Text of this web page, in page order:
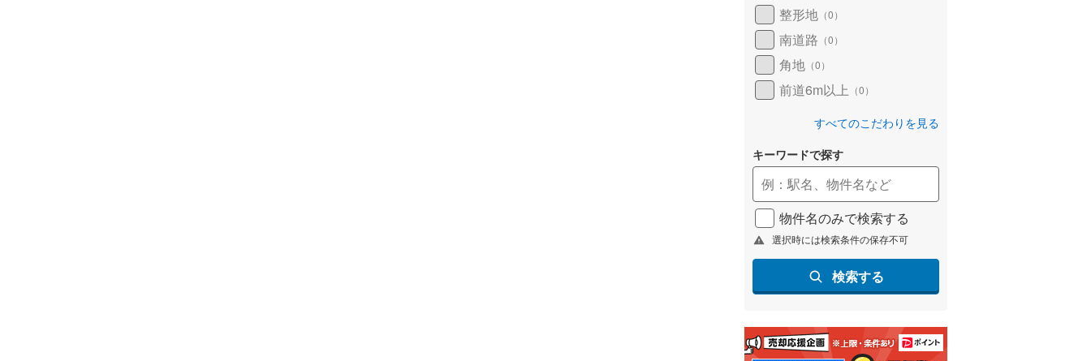
整形地 （0）
南道路 （0）
角地 （0）
前道6m以上 （0）
すべてのこだわりを見る
キーワードで探す
物件名のみで検索する
選択時には検索条件の保存不可
検索する